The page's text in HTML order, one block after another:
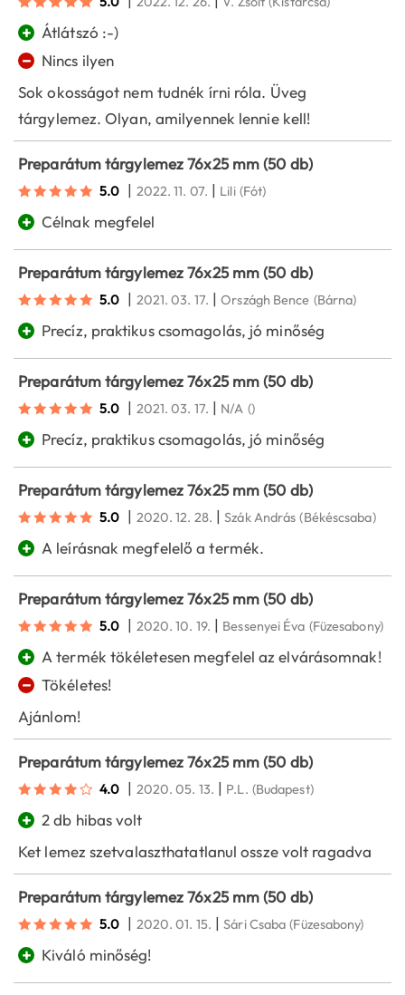
+ Átlátszó :-)
−
Nincs ilyen
Sok okosságot nem tudnék írni róla. Üveg
tárgylemez. Olyan, amilyennek lennie kell!
Preparátum tárgylemez 76x25 mm (50 db)
5.0 | 2022. 11. 07. | Lili (Fót)
+ Célnak megfelel
Preparátum tárgylemez 76x25 mm (50 db)
5.0 | 2021. 03. 17. |Országh Bence (Bárna)
+ Precíz, praktikus csomagolás, jó minőség
Preparátum tárgylemez 76x25 mm (50 db)
5.0 | 2021. 03. 17. | N/A ()
+ Precíz, praktikus csomagolás, jó minőség
Preparátum tárgylemez 76x25 mm (50 db)
5.0 | 2020. 12. 28. |Szák András (Békéscsaba)
+ A leírásnak megfelelő a termék.
Preparátum tárgylemez 76x25 mm (50 db)
5.0 | 2020. 10. 19. | Bessenyei Éva (Füzesabony)
+ A termék tökéletesen megfelel az elvárásomnak!
− Tökéletes!
Ajánlom!
Preparátum tárgylemez 76x25 mm (50 db)
4.0 | 2020. 05. 13. | P.L. (Budapest)
+ 2 db hibas volt
Ket lemez szetvalaszthatatlanul ossze volt ragadva
Preparátum tárgylemez 76x25 mm (50 db)
5.0 | 2020. 01. 15. |Sári Csaba (Füzesabony)
+ Kiváló minőség!